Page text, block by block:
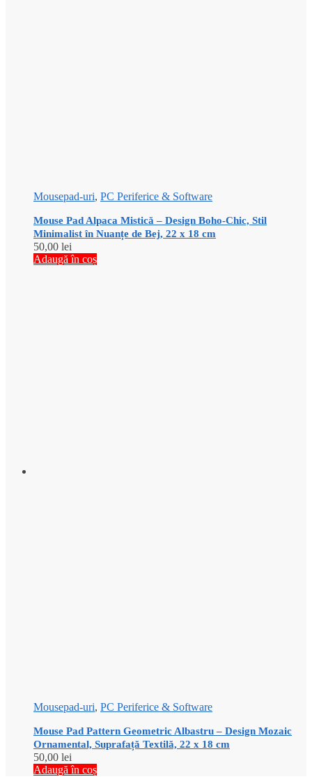
Mousepad-uri, PC Periferice & Software
Mouse Pad Alpaca Mistică – Design Boho-Chic, Stil
Minimalist în Nuanțe de Bej, 22 x 18 cm
50,00 lei
Adaugă în coș
Mousepad-uri, PC Periferice & Software
Mouse Pad Pattern Geometric Albastru – Design Mozaic
Ornamental, Suprafață Textilă, 22 x 18 cm
50,00 lei
Adaugă în coș